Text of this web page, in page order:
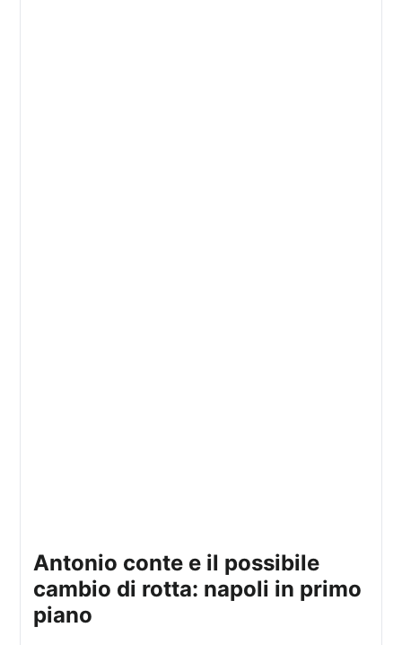
Antonio conte e il possibile
cambio di rotta: napoli in primo
piano